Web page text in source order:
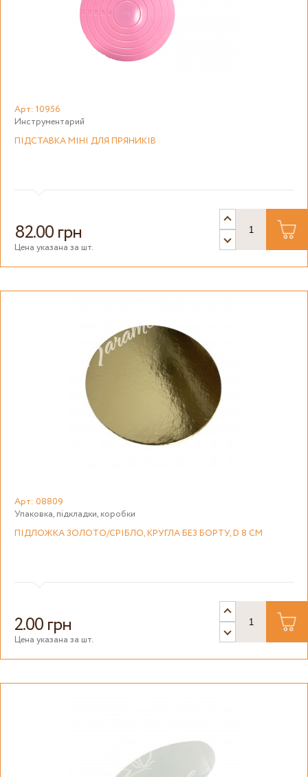
Арт: 10956
Инструментарий
ПІДСТАВКА МІНІ ДЛЯ ПРЯНИКІВ
82.00 грн
Цена указана за шт.
Арт: 08809
Упаковка, підкладки, коробки
ПІДЛОЖКА ЗОЛОТО/СРІБЛО, КРУГЛА БЕЗ БОРТУ, D 8 СМ
2.00 грн
Цена указана за шт.